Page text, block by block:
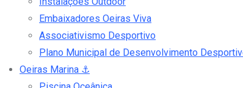
Embaixadores Oeiras Viva
Associativismo Desportivo
Plano Municipal de Desenvolvimento
Oeiras Marina ⚓